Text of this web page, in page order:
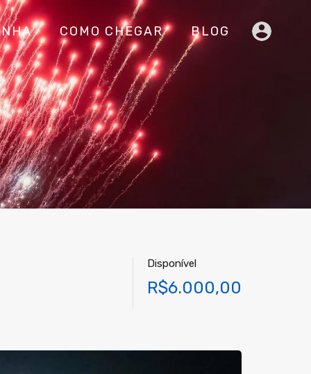
COMO CHEGAR BLOG
Disponível
R$6.000,00